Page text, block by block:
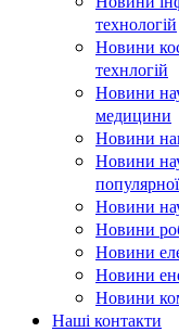
технологій
Новини
технлогій
Новини
медицини
Новини
Новини
Новини
Новини
Новини
Новини
Новини
Наші контакти